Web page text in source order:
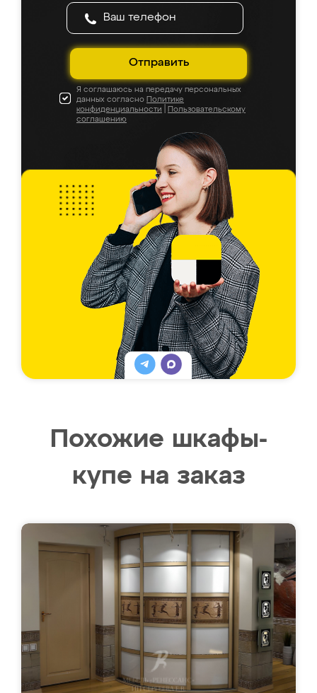
Отправить
Я соглашаюсь на передачу персональных
данных согласно Политике
конфиденциальности
Пользовательскому
соглашению
Похожие шкафы-
купе на заказ